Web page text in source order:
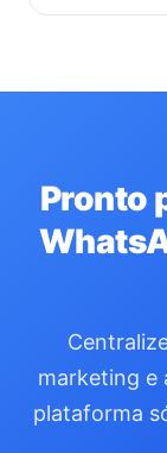
Pronto
marketing e
plataforma